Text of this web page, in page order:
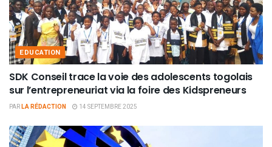
EDUCATION
SDK Conseil trace la voie des adolescents togolais
sur l’entrepreneuriat via la foire des Kidspreneurs
PARLA RÉDACTION 14 SEPTEMBRE 2025